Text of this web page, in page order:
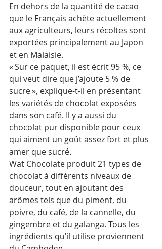
En dehors de la quantité de cacao
que le Français achète actuellement
aux agriculteurs, leurs récoltes sont
exportées principalement au Japon
et en Malaisie.
« Sur ce paquet, il est écrit 95 %, ce
qui veut dire que j’ajoute 5 % de
sucre », explique-t-il en présentant
les variétés de chocolat exposées
dans son café. Il y a aussi du
chocolat pur disponible pour ceux
qui aiment un goût assez fort et plus
amer que sucré.
Wat Chocolate produit 21 types de
chocolat à différents niveaux de
douceur, tout en ajoutant des
arômes tels que du piment, du
poivre, du café, de la cannelle, du
gingembre et du galanga. Tous les
ingrédients qu’il utilise proviennent